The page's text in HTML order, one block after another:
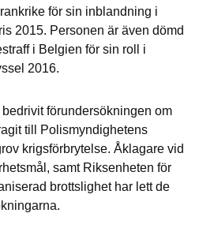
för sin inblandning i
2015. Personen är även dömd
i Belgien för sin roll i
2016.
förundersökningen om
till Polismyndighetens
krigsförbrytelse. Åklagare vid
samt Riksenheten för
brottslighet har lett de